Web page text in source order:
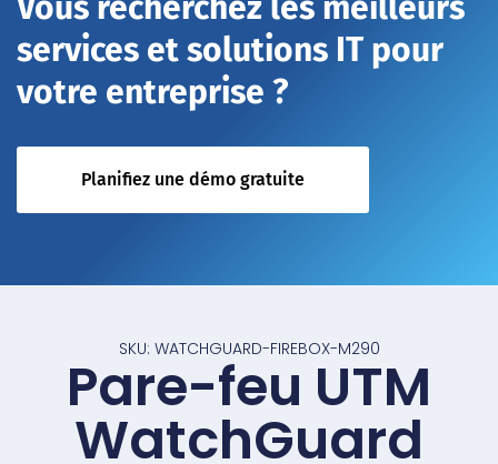
services et solutions IT pour
votre entreprise ?
Planifiez une démo gratuite
SKU: WATCHGUARD-FIREBOX-M290
Pare-feu UTM
WatchGuard